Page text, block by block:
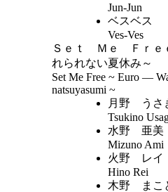
Jun-Jun
ベスベス
Ves-Ves
Ｓｅｔ Ｍｅ Ｆｒｅ
れられない夏休み～
Set Me Free ~ Euro —
natsuyasumi ~
月野 うさ
Tsukino
水野 亜美
Mizuno Ami
火野 レイ
Hino Rei
木野 まこ